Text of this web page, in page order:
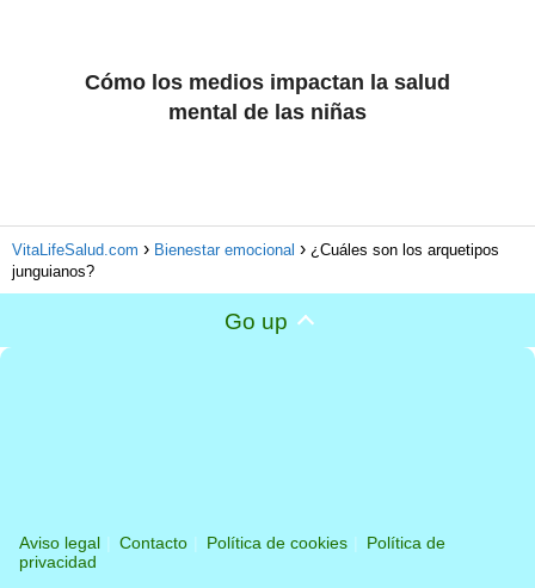
Cómo los medios impactan la salud
mental de las niñas
VitaLifeSalud.com Bienestar emocional
¿Cuáles son los arquetipos
junguianos?
Go up
Aviso legal Contacto Política de cookies
Política de
privacidad